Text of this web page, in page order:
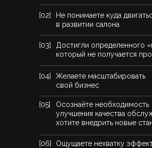
[02]
[03]
[04]
Не понимаете куда
в развитии салона
Достигли определенного
который не получается
Желаете масштабировать
свой бизнес
[05]
Осознаёте необходимость
улучшения качества
хотите внедрить новые
[06]
Ощущаете нехватку